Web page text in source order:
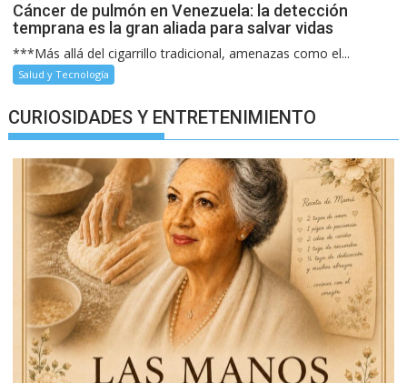
Cáncer de pulmón en Venezuela: la detección
temprana es la gran aliada para salvar vidas
***Más allá del cigarrillo tradicional, amenazas como el...
Salud y Tecnología
CURIOSIDADES Y ENTRETENIMIENTO